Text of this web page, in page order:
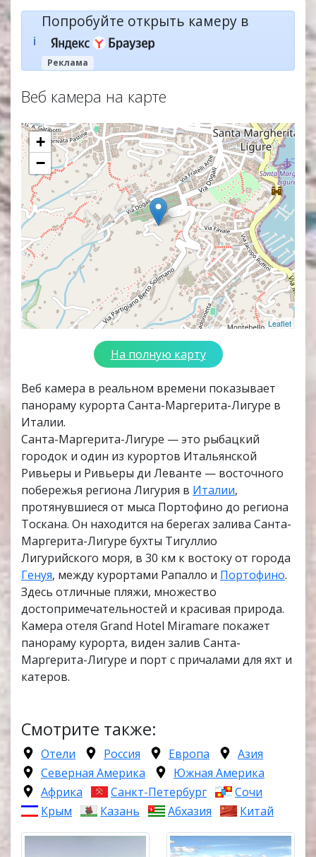
ℹ️
Попробуйте открыть камеру в
Реклама
Веб камера на карте
+
−
Leaflet
На полную карту
Веб камера в реальном времени показывает
панораму курорта Санта-Маргерита-Лигуре в
Италии.
Санта-Маргерита-Лигуре — это рыбацкий
городок и один из курортов Итальянской
Ривьеры и Ривьеры ди Леванте — восточного
побережья региона Лигурия в Италии,
протянувшиеся от мыса Портофино до региона
Тоскана. Он находится на берегах залива Санта-
Маргерита-Лигуре бухты Тигуллио
Лигурийского моря, в 30 км к востоку от города
Генуя, между курортами Рапалло и Портофино.
Здесь отличные пляжи, множество
достопримечательностей и красивая природа.
Камера отеля Grand Hotel Miramare покажет
панораму курорта, виден залив Санта-
Маргерита-Лигуре и порт с причалами для яхт и
катеров.
Смотрите также:
Отели Россия Европа
Азия
Северная Америка
Южная Америка
Африка
Санкт-Петербург
Сочи
Крым
Казань Абхазия Китай